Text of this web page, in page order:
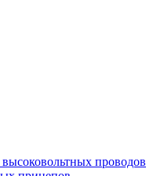
проводов